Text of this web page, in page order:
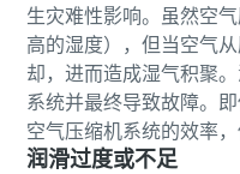
生灾难性影响。虽然空
高的湿度），但当空气
却，进而造成湿气积聚
系统并最终导致故障。
空气压缩机系统的效率，
润滑过度或不足